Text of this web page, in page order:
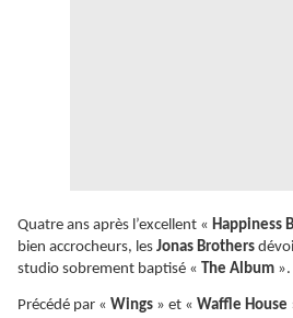
Quatre ans après l’excellent « Happiness
bien accrocheurs, les Jonas Brothers
studio sobrement baptisé « The Album ».
Précédé par « Wings » et « Waffle House